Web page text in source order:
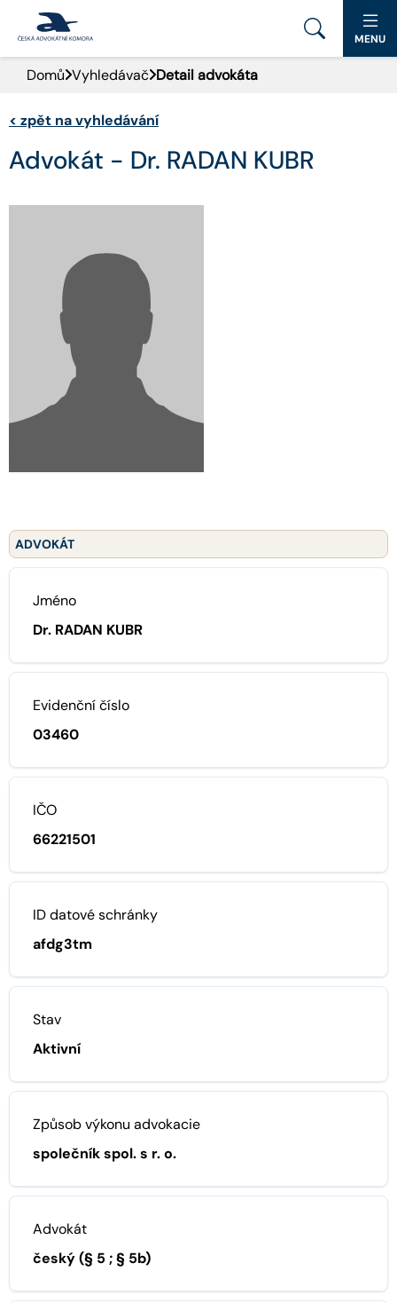
PORTÁL ČAK
DOMŮ
AKTUALITY
PRO VEŘEJNOST
ADVOKÁTNÍ DENÍK
KONTAKT
MENU
Domů Vyhledávač Detail advokáta
< zpět na vyhledávání
Advokát - Dr. RADAN KUBR
ADVOKÁT
Jméno
Dr. RADAN KUBR
Evidenční číslo
03460
IČO
66221501
ID datové schránky
afdg3tm
Stav
Aktivní
Způsob výkonu advokacie
společník spol. s r. o.
Advokát
český (§ 5 ; § 5b)